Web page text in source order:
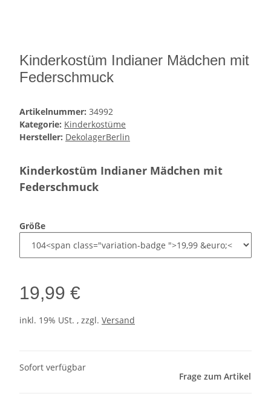
Kinderkostüm Indianer Mädchen mit
Federschmuck
Artikelnummer: 34992
Kategorie: Kinderkostüme
Hersteller: DekolagerBerlin
Kinderkostüm Indianer Mädchen mit
Federschmuck
Größe
19,99 €
inkl. 19% USt. , zzgl. Versand
Sofort verfügbar
Frage zum Artikel